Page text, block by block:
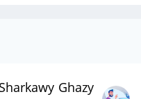
Ghazy